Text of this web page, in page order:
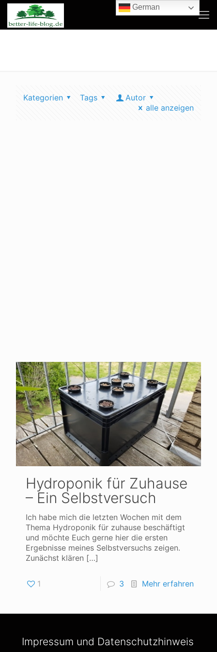
Kategorien Tags
Autor
alle anzeigen
Hydroponik für Zuhause
– Ein Selbstversuch
Ich habe mich die letzten Wochen mit dem
Thema Hydroponik für zuhause beschäftigt
und möchte Euch gerne hier die ersten
Ergebnisse meines Selbstversuchs zeigen.
Zunächst klären […]
1 3 Mehr erfahren
Impressum und Datenschutzhinweis
German